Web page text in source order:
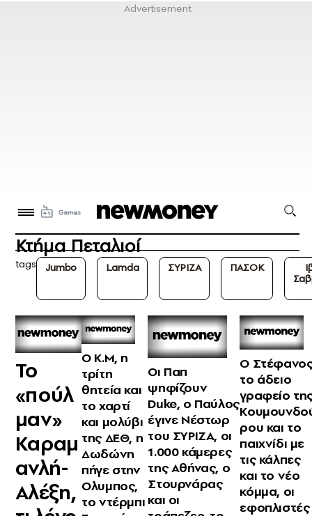
Κτήμα Πεταλιοί
tags Jumbo Lamda ΣΥΡΙΖΑ ΠΑΣΟΚ
Το
«πούλ
μαν»
Καραμ
ανλή-
Αλέξη,
Ο Κ.Μ, η
τρίτη
θητεία και
το χαρτί
και μολύβι
της ΔΕΘ, η
Δωδώνη
πήγε στην
Ολυμπος,
το ντέρμπι
Οι Παπ
ψηφίζουν
Duke, ο Παύλος
έγινε Νέστωρ
του ΣΥΡΙΖΑ, οι
1.000 κάμερες
της Αθήνας, ο
Στουρνάρας
και οι
Ο
το άδειο
γραφείο
ρου και το
παιχνίδι με
τις κάλπες
και το νέο
κόμμα, οι
εφοπλιστές